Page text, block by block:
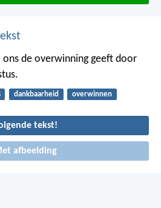
ons de overwinning geeft door
dankbaarheid overwinnen
tekst!
afbeelding